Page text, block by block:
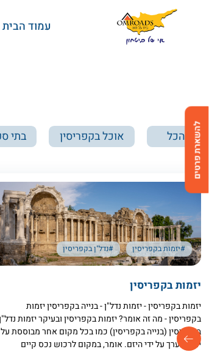
Skip to Content
עמוד הבית
הכל אוכל בקפריסין בתי
#יזמות בקפריסין #נדל"ן בקפריסין
יזמות בקפריסין
יזמות בקפריסין - יזמות נדל"ן - בנייה בקפריסין יזמות
בקפריסין - מה זה אומר? יזמות בקפריסין ובעיקר יזמות
בקפריסין (בנייה בקפריסין) כמו בכל מקום אחר מבוססת על
יצירת ערך על ידי היזם. אומר, במקום לרכוש נכס קיים
להשארת פרטים
בחזרה למעלה